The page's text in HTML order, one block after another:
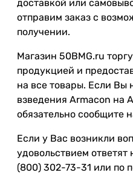
доставкой или
отправим заказ с
получении.
Магазин 50BMG.ru
продукцией и
на все товары. Если Вы
взведения Armacon на
обязательно сообщите
Если у Вас возникли
удовольствием
(800) 302-73-31 или по